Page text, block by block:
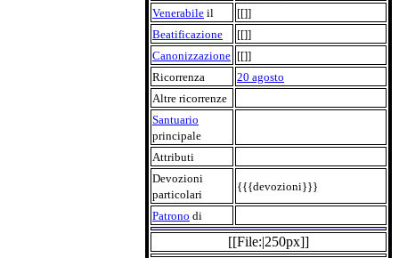
Venerabile il
[[]]
Beatificazione
[[]]
Canonizzazione [[]]
Ricorrenza
20 agosto
Altre ricorrenze
Santuario
principale
Attributi
Devozioni
particolari
{{{devozioni}}}
Patrono di
[[File:|250px]]